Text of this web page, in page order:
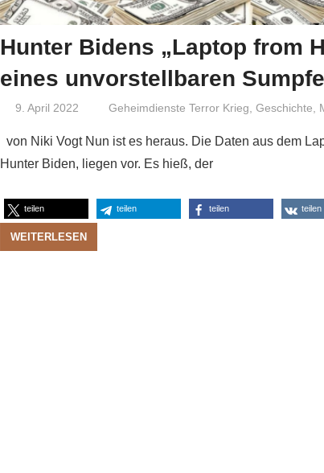
Hunter Bidens „Laptop from
eines unvorstellbaren
9. April 2022 Niki Vogt
Geheimdienste Terror Krieg Geschichte
von Niki Vogt Nun ist es heraus. Die Daten aus dem
Hunter Biden, liegen vor. Es hieß, der
teilen teilen teilen teilen
WEITERLESEN